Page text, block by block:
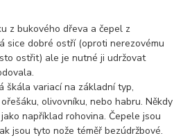
z bukového dřeva a čepel z
sice dobré ostří (oproti nerezovému
ostřit) ale je nutné ji udržovat
škála variací na základní typ,
olivovníku, nebo habru. Někdy
například rohovina. Čepele jsou
jsou tyto nože téměř bezúdržbové.